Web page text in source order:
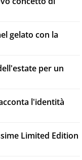
gelato con la
per un
l'identità
Limited Edition